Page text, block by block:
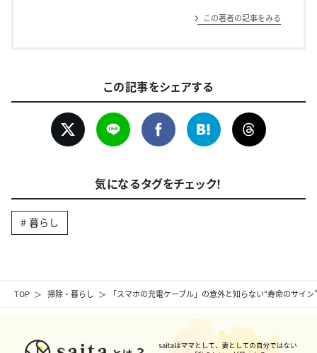
TOP 掃除・暮らし 「スマホの充電ケーブル」の意外と知らない“寿命のサイ
この著者の記事をみる
この記事をシェアする
気になるタグをチェック！
暮らし